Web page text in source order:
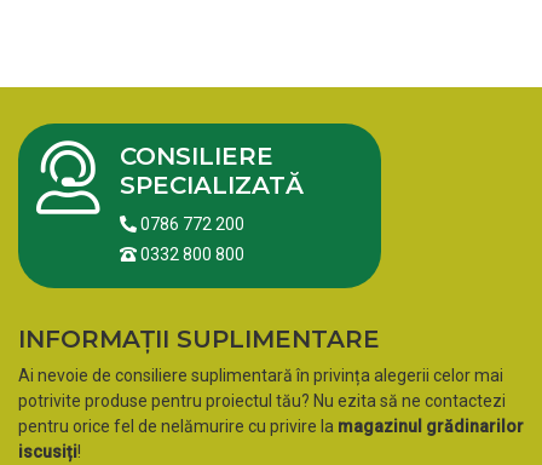
CONSILIERE
SPECIALIZATĂ
0786 772 200
0332 800 800
INFORMAȚII SUPLIMENTARE
Ai nevoie de consiliere suplimentară în privința alegerii celor mai
potrivite produse pentru proiectul tău? Nu ezita să ne contactezi
pentru orice fel de nelămurire cu privire la magazinul grădinarilor
iscusiți!